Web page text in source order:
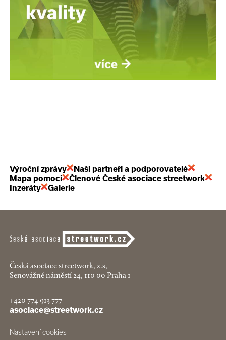
Výroční zprávy
Naši partneři a podporovatelé
Mapa pomoci
Členové České asociace streetwork
Inzeráty
Galerie
Česká asociace streetwork, z.s,
Senovážné náměstí 24, 110 00 Praha 1
+420 774 913 777
asociace@streetwork.cz
Nastavení cookies